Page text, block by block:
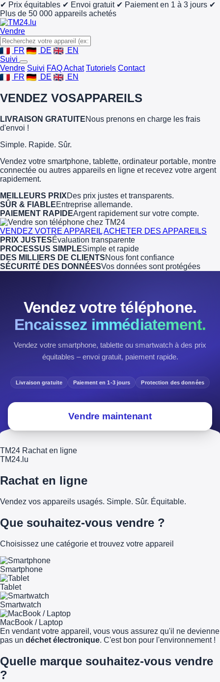
✔ Prix équitables ✔ Envoi gratuit ✔ Paiement en 1 à 3 jours ✔
Plus de 50 000 appareils achetés
Vendre
FR DE
EN
Suivi
Vendre Suivi FAQ Achat Tutoriels Contact
FR
DE EN
VENDEZ VOSAPPAREILS
LIVRAISON GRATUITENous prenons en charge les frais
d'envoi !
Simple. Rapide. Sûr.
Vendez votre smartphone, tablette, ordinateur portable, montre
connectée ou autres appareils en ligne et recevez votre argent
rapidement.
MEILLEURS PRIXDes prix justes et transparents.
SÛR & FIABLEEntreprise allemande.
PAIEMENT RAPIDEArgent rapidement sur votre compte.
VENDEZ VOTRE APPAREILACHETER DES APPAREILS
PRIX JUSTESÉvaluation transparente
PROCESSUS SIMPLESimple et rapide
DES MILLIERS DE CLIENTSNous font confiance
SÉCURITÉ DES DONNÉESVos données sont protégées
Vendez votre téléphone.
Encaissez immédiatement.
Vendez votre smartphone, tablette ou smartwatch à des prix
équitables – envoi gratuit, paiement rapide.
Livraison gratuite Paiement en 1-3 jours Protection des données
Vendre maintenant
TM24 Rachat en ligne
TM24.lu
Rachat en ligne
Vendez vos appareils usagés. Simple. Sûr. Équitable.
Que souhaitez-vous vendre ?
Choisissez une catégorie et trouvez votre appareil
Smartphone
Tablet
Smartwatch
MacBook / Laptop
En vendant votre appareil, vous vous assurez qu'il ne devienne
pas un déchet électronique. C'est bon pour l'environnement !
Quelle marque souhaitez-vous vendre
?